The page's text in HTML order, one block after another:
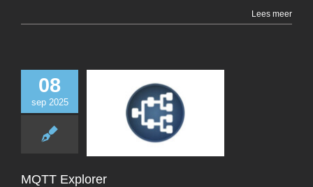
Lees meer
08
sep 2025
MQTT Explorer